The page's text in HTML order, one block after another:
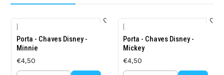
Porta - Chaves Disney -
Minnie
€4,50
Porta - Chaves Disney -
Mickey
€4,50